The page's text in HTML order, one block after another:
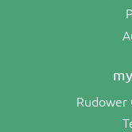
Rudower